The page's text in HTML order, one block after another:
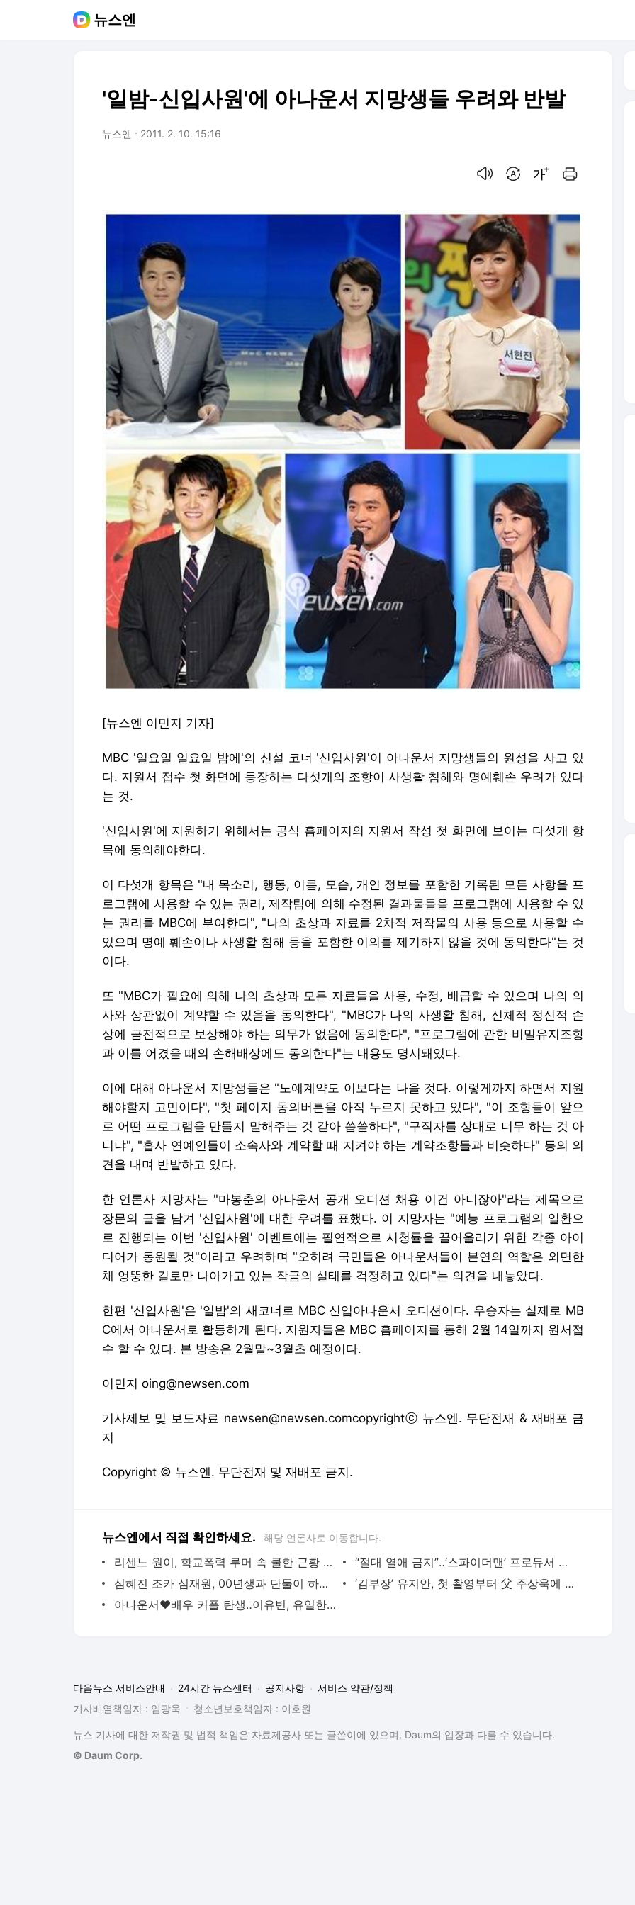
뉴스엔
'일밤-신입사원'에 아나운서 지망생들 우려와 반발
뉴스엔 2011. 2. 10. 15:16
[뉴스엔 이민지 기자]
MBC '일요일 일요일 밤에'의 신설 코너 '신입사원'이 아나운서 지망생들의 원성을 사고 있
다. 지원서 접수 첫 화면에 등장하는 다섯개의 조항이 사생활 침해와 명예훼손 우려가 있다
는 것.
'신입사원'에 지원하기 위해서는 공식 홈페이지의 지원서 작성 첫 화면에 보이는 다섯개 항
목에 동의해야한다.
이 다섯개 항목은 "내 목소리, 행동, 이름, 모습, 개인 정보를 포함한 기록된 모든 사항을 프
로그램에 사용할 수 있는 권리, 제작팀에 의해 수정된 결과물들을 프로그램에 사용할 수 있
는 권리를 MBC에 부여한다", "나의 초상과 자료를 2차적 저작물의 사용 등으로 사용할 수
있으며 명예 훼손이나 사생활 침해 등을 포함한 이의를 제기하지 않을 것에 동의한다"는 것
이다.
또 "MBC가 필요에 의해 나의 초상과 모든 자료들을 사용, 수정, 배급할 수 있으며 나의 의
사와 상관없이 계약할 수 있음을 동의한다", "MBC가 나의 사생활 침해, 신체적 정신적 손
상에 금전적으로 보상해야 하는 의무가 없음에 동의한다", "프로그램에 관한 비밀유지조항
과 이를 어겼을 때의 손해배상에도 동의한다"는 내용도 명시돼있다.
이에 대해 아나운서 지망생들은 "노예계약도 이보다는 나을 것다. 이렇게까지 하면서 지원
해야할지 고민이다", "첫 페이지 동의버튼을 아직 누르지 못하고 있다", "이 조항들이 앞으
로 어떤 프로그램을 만들지 말해주는 것 같아 씁쓸하다", "구직자를 상대로 너무 하는 것 아
니냐", "흡사 연예인들이 소속사와 계약할 때 지켜야 하는 계약조항들과 비슷하다" 등의 의
견을 내며 반발하고 있다.
한 언론사 지망자는 "마봉춘의 아나운서 공개 오디션 채용 이건 아니잖아"라는 제목으로
장문의 글을 남겨 '신입사원'에 대한 우려를 표했다. 이 지망자는 "예능 프로그램의 일환으
로 진행되는 이번 '신입사원' 이벤트에는 필연적으로 시청률을 끌어올리기 위한 각종 아이
디어가 동원될 것"이라고 우려하며 "오히려 국민들은 아나운서들이 본연의 역할은 외면한
채 엉뚱한 길로만 나아가고 있는 작금의 실태를 걱정하고 있다"는 의견을 내놓았다.
한편 '신입사원'은 '일밤'의 새코너로 MBC 신입아나운서 오디션이다. 우승자는 실제로 MB
C에서 아나운서로 활동하게 된다. 지원자들은 MBC 홈페이지를 통해 2월 14일까지 원서접
수 할 수 있다. 본 방송은 2월말~3월초 예정이다.
이민지 oing@newsen.com
기사제보 및 보도자료 newsen@newsen.comcopyrightⓒ 뉴스엔. 무단전재 & 재배포 금
지
Copyright © 뉴스엔. 무단전재 및 재배포 금지.
뉴스엔에서 직접 확인하세요. 해당 언론사로 이동합니다.
리센느 원이, 학교폭력 루머 속 쿨한 근황 “통통했던 과거 봐도 탈덕 금지”
“절대 열애 금지”‥‘스파이더맨’ 프로듀서 경고했지만‥톰 홀랜드♥젠데이아 못 막았다
심혜진 조카 심재원, 00년생과 단둘이 하룻밤→복근 공개 “너무 야해” (사랑꾼)
‘김부장’ 유지안, 첫 촬영부터 父 주상욱에 뺨 맞아 “대선배 위압감 느꼈다” [EN:인터뷰②]
아나운서♥배우 커플 탄생‥이유빈, 유일한 최종 선택 “늦어서 미안해” (사랑꾼)
다음뉴스 서비스안내 24시간 뉴스센터 공지사항
서비스 약관/정책
기사배열책임자 : 임광욱
청소년보호책임자 : 이호원
뉴스 기사에 대한 저작권 및 법적 책임은 자료제공사 또는 글쓴이에 있으며, Daum의 입장과 다를 수 있습니다.
© Daum Corp.